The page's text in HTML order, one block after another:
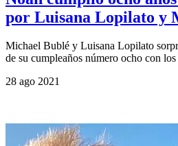
por Luisana Lopilato y
Michael Bublé y Luisana Lopilato
de su cumpleaños número ocho con los
28 ago 2021